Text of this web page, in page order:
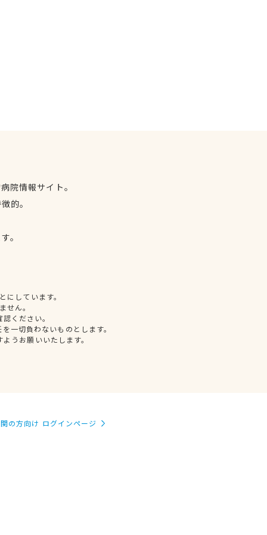
院情報サイト。
的。
。
しています。
せん。
ください。
一切負わないものとします。
うお願いいたします。
の方向け ログインページ